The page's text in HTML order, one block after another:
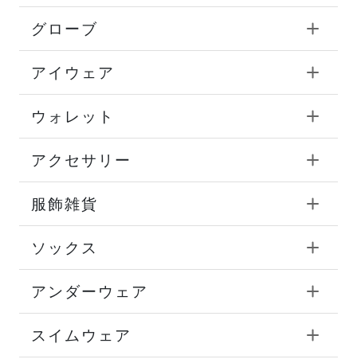
グローブ
アイウェア
ウォレット
アクセサリー
服飾雑貨
ソックス
アンダーウェア
スイムウェア